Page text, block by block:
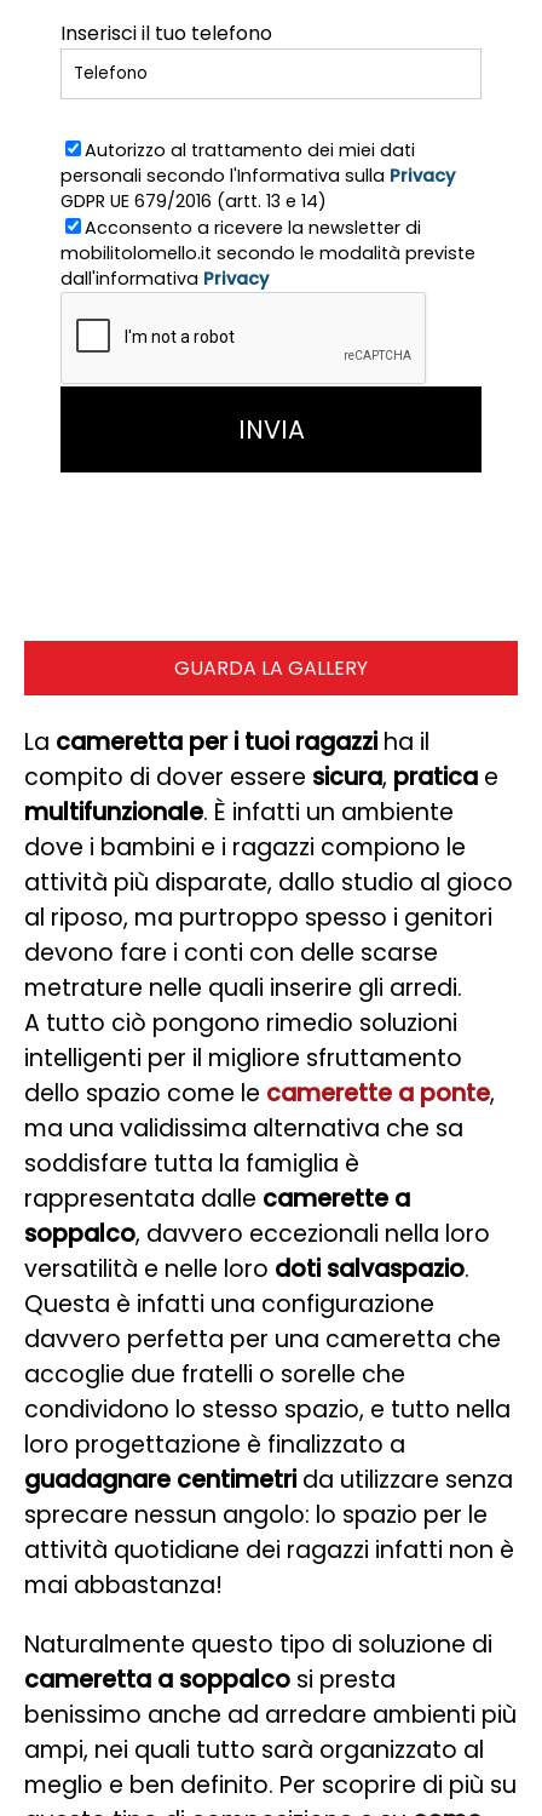
Inserisci il tuo telefono
Autorizzo al trattamento dei miei dati
personali secondo l'Informativa sulla Privacy
GDPR UE 679/2016 (artt. 13 e 14)
Acconsento a ricevere la newsletter di
mobilitolomello.it secondo le modalità previste
dall'informativa Privacy
GUARDA LA GALLERY
La cameretta per i tuoi ragazzi ha il
compito di dover essere sicura, pratica e
multifunzionale. È infatti un ambiente
dove i bambini e i ragazzi compiono le
attività più disparate, dallo studio al gioco
al riposo, ma purtroppo spesso i genitori
devono fare i conti con delle scarse
metrature nelle quali inserire gli arredi.
A tutto ciò pongono rimedio soluzioni
intelligenti per il migliore sfruttamento
dello spazio come le camerette a ponte,
ma una validissima alternativa che sa
soddisfare tutta la famiglia è
rappresentata dalle camerette a
soppalco, davvero eccezionali nella loro
versatilità e nelle loro doti salvaspazio.
Questa è infatti una configurazione
davvero perfetta per una cameretta che
accoglie due fratelli o sorelle che
condividono lo stesso spazio, e tutto nella
loro progettazione è finalizzato a
guadagnare centimetri da utilizzare senza
sprecare nessun angolo: lo spazio per le
attività quotidiane dei ragazzi infatti non è
mai abbastanza!
Naturalmente questo tipo di soluzione di
cameretta a soppalco si presta
benissimo anche ad arredare ambienti più
ampi, nei quali tutto sarà organizzato al
meglio e ben definito. Per scoprire di più su